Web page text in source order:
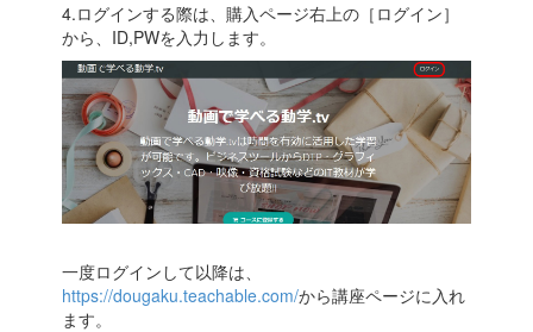
4.ログインする際は、購入ページ右上の［ログイン］
から、ID,PWを入力します。
一度ログインして以降は、
https://dougaku.teachable.com/から講座ページに入れ
ます。